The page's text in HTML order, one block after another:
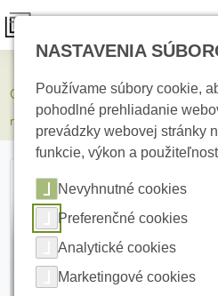
Comunello DART ADJ BATTERY
nastaviteľné
NASTAVENIA
Používame súbory cookie,
pohodlné prehliadanie
prevádzky webovej stránky
funkcie, výkon a
Nevyhnutné cookies
Preferenčné cookies
Analytické cookies
Marketingové cookies